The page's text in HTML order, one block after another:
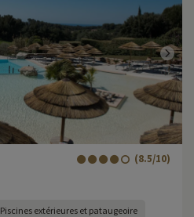
(8.5/10)
Piscines extérieures et pataugeoire